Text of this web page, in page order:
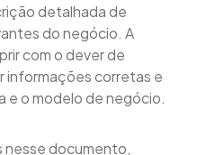
detalhada de
do negócio. A
com o dever de
informações corretas e
e o modelo de negócio.
nesse documento,